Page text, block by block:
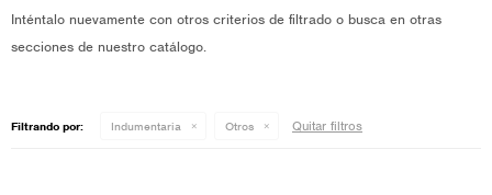
Inténtalo nuevamente con otros criterios de filtrado o busca en otras
secciones de nuestro catálogo.
Filtrando por: Indumentaria Otros Quitar filtros